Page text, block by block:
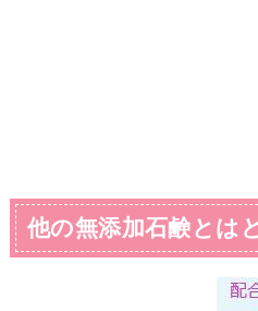
他の無添加石鹸とは